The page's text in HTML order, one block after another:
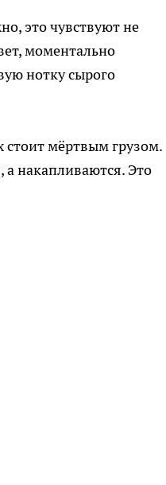
это чувствуют не
моментально
нотку сырого
стоит мёртвым грузом.
а накапливаются. Это